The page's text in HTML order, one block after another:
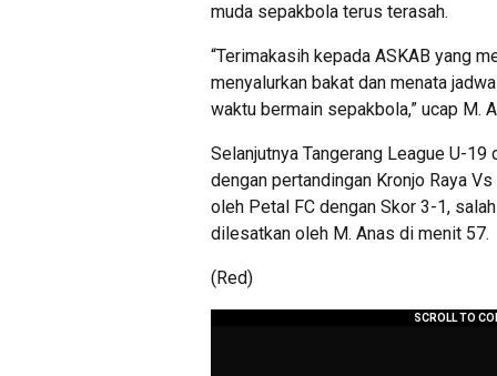
muda sepakbola terus terasah.
“Terimakasih kepada ASKAB yang
menyalurkan bakat dan menata
waktu bermain sepakbola,” ucap M.
Selanjutnya Tangerang League U-
dengan pertandingan Kronjo Raya
oleh Petal FC dengan Skor 3-1,
dilesatkan oleh M. Anas di menit 57.
(Red)